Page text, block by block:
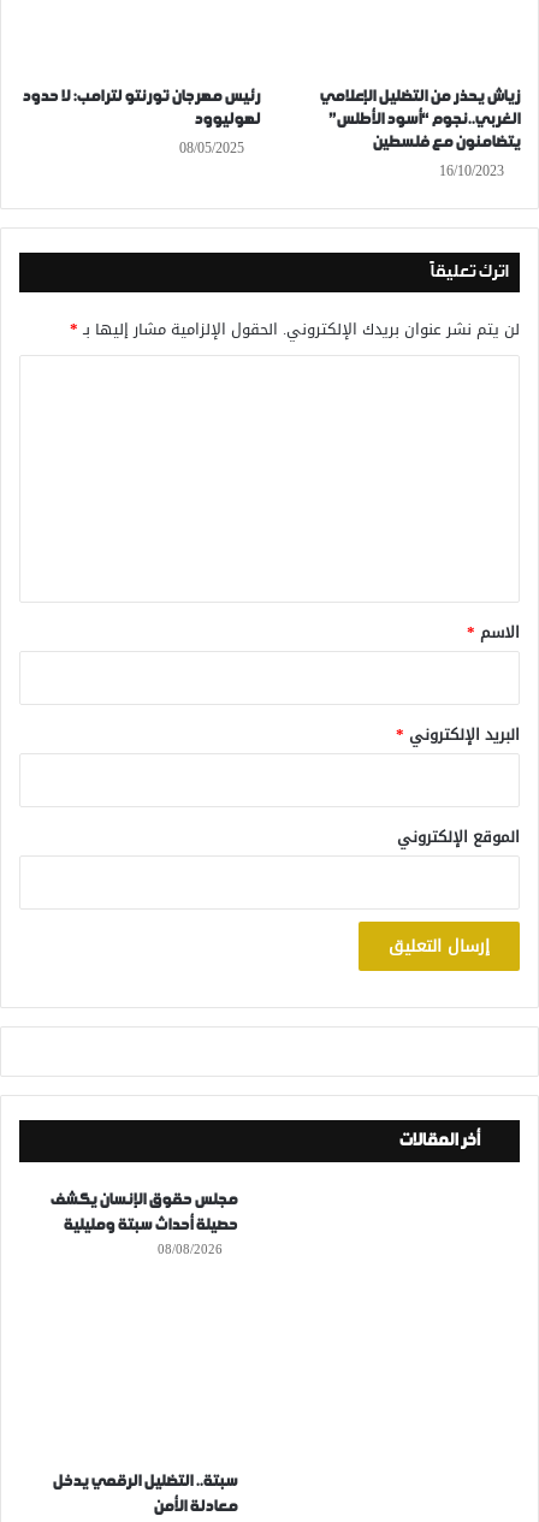
زياش يحذر من التضليل الإعلامي
الغربي..نجوم “أسود الأطلس”
يتضامنون مع فلسطين
16/10/2023
رئيس مهرجان تورنتو لترامب: لا حدود
لهوليوود
08/05/2025
اترك تعليقاً
لن يتم نشر عنوان بريدك الإلكتروني. الحقول الإلزامية مشار إليها بـ*
*
الاسم *
البريد الإلكتروني *
الموقع الإلكتروني
أخر المقالات
مجلس حقوق الإنسان يكشف
حصيلة أحداث سبتة ومليلية
08/08/2026
سبتة.. التضليل الرقمي يدخل
معادلة الأمن